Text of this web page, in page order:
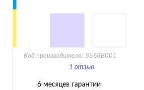
Код производителя: 8568B001
1 отзыв
6 месяцев гарантии